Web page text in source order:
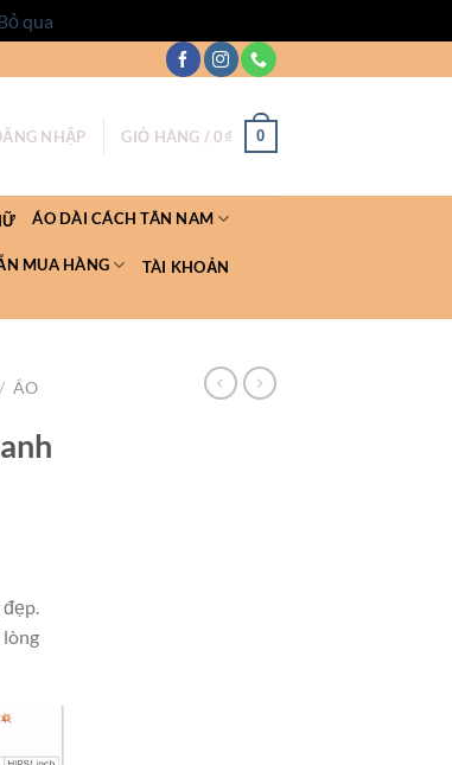
qua
NHẬP GIỎ HÀNG /0₫ 0
ÁO DÀI CÁCH TÂN NAM
MUA HÀNG TÀI KHOẢN
/ ÁO
lòng